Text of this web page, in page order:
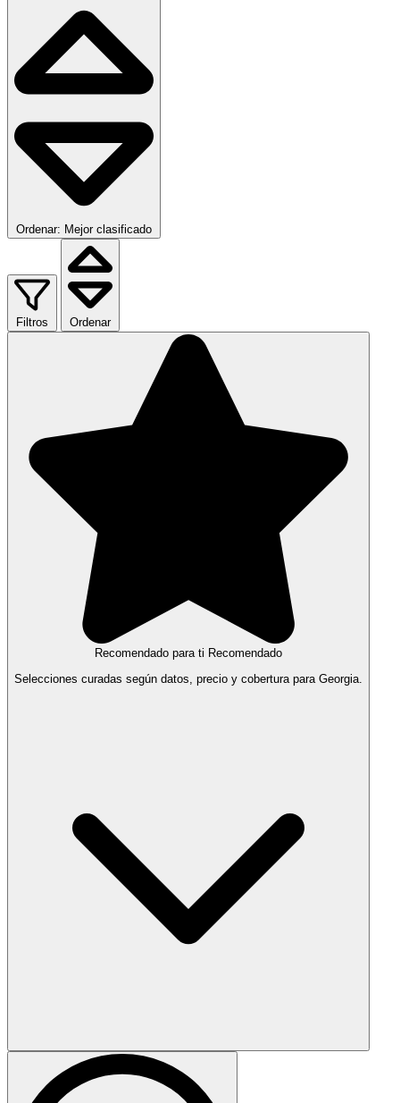
Ordenar: Mejor clasificado
Filtros Ordenar
Recomendado para ti Recomendado
Selecciones curadas según datos, precio y cobertura para Georgia.